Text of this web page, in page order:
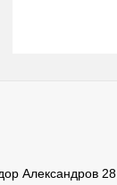
Александров 28,